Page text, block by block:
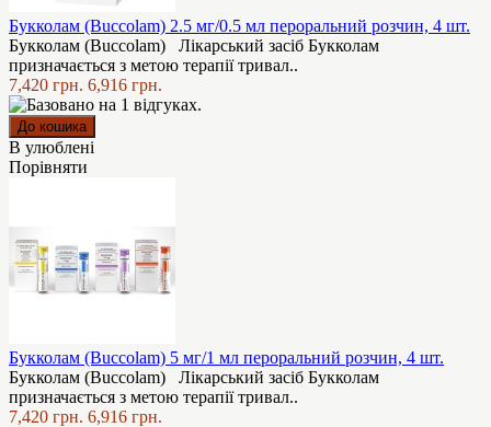
Букколам (Buccolam) 2.5 мг/0.5 мл пероральний розчин, 4 шт.
Букколам (Buccolam) Лікарський засіб Букколам
призначається з метою терапії тривал..
7,420 грн. 6,916 грн.
В улюблені
Порівняти
Букколам (Buccolam) 5 мг/1 мл пероральний розчин, 4 шт.
Букколам (Buccolam) Лікарський засіб Букколам
призначається з метою терапії тривал..
7,420 грн. 6,916 грн.